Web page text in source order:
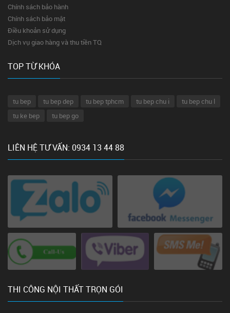
Chính sách bảo hành
Chính sách bảo mật
Điều khoản sử dụng
Dịch vụ giao hàng và thu tiền TQ
TOP TỪ KHÓA
tu bep tu bep dep tu bep tphcm tu bep chu i
tu bep chu l
tu ke bep
tu bep go
LIÊN HỆ TƯ VẤN: 0934 13 44 88
THI CÔNG NỘI THẤT TRỌN GÓI